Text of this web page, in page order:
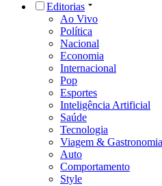
Editorias
Ao Vivo
Política
Nacional
Economia
Internacional
Pop
Esportes
Inteligência Artificial
Saúde
Tecnologia
Viagem & Gastronomia
Auto
Comportamento
Style